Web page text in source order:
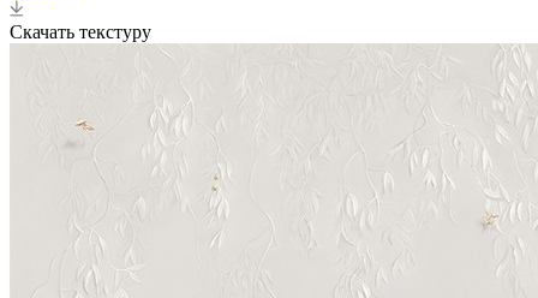
Скачать текстуру